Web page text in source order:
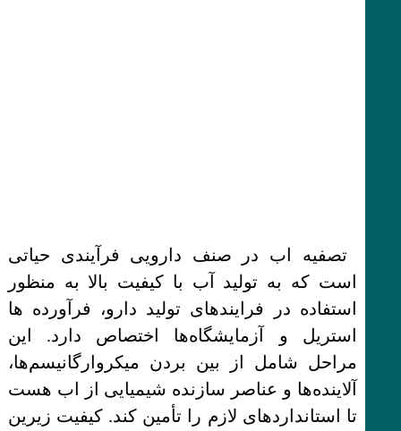
تصفیه اب در صنف دارویی فرآیندی حیاتی
است که به تولید آب با کیفیت بالا به منظور
استفاده در فرایندهای تولید دارو، فرآورده ها
استریل و آزمایشگاه‌ها اختصاص دارد. این
مراحل شامل از بین بردن میکروارگانیسم‌ها،
آلاینده‌ها و عناصر سازنده شیمیایی از اب هست
تا استانداردهای لازم را تأمین کند. کیفیت زیرین